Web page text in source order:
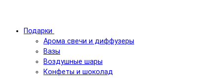
Подарки
Арома свечи и диффузеры
Вазы
Воздушные шары
Конфеты и шоколад